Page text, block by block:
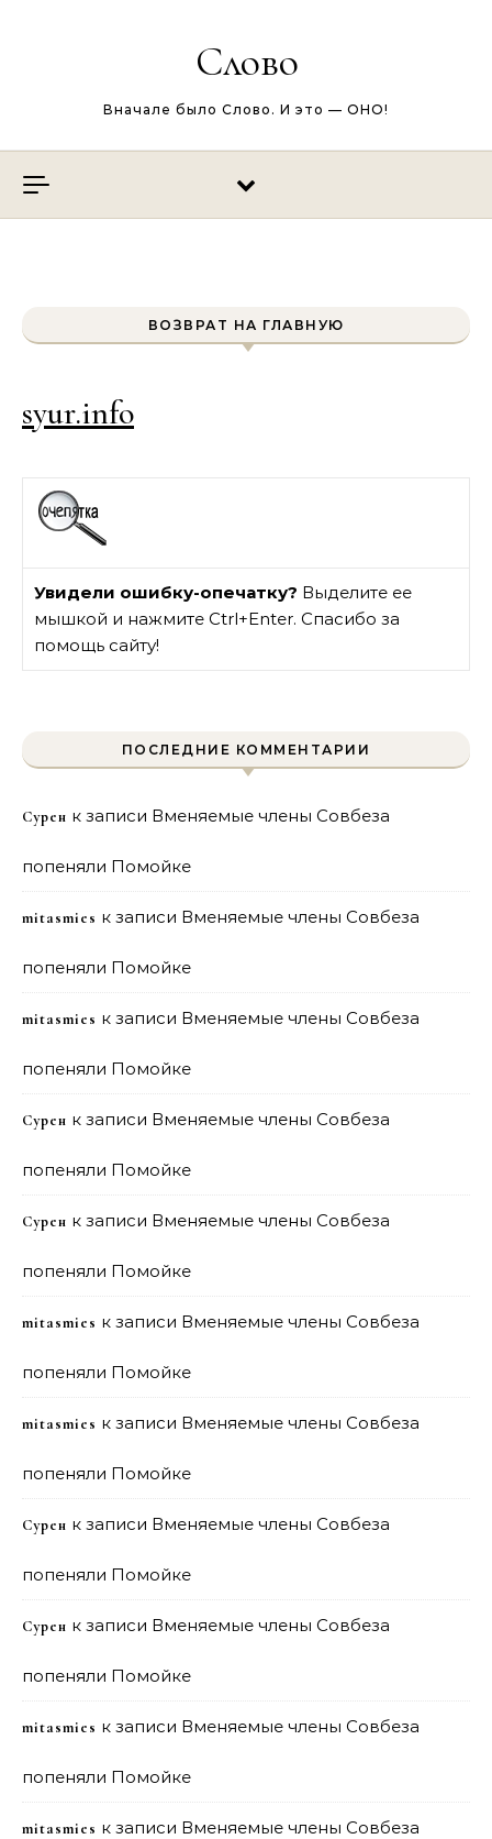
Слово
Вначале было Слово. И это — ОНО!
ВОЗВРАТ НА ГЛАВНУЮ
syur.info
Увидели ошибку-опечатку? Выделите ее
мышкой и нажмите Ctrl+Enter. Спасибо за
помощь сайту!
ПОСЛЕДНИЕ КОММЕНТАРИИ
Сурен к записи Вменяемые члены Совбеза
попеняли Помойке
mitasmies к записи Вменяемые члены Совбеза
попеняли Помойке
mitasmies к записи Вменяемые члены Совбеза
попеняли Помойке
Сурен к записи Вменяемые члены Совбеза
попеняли Помойке
Сурен к записи Вменяемые члены Совбеза
попеняли Помойке
mitasmies к записи Вменяемые члены Совбеза
попеняли Помойке
mitasmies к записи Вменяемые члены Совбеза
попеняли Помойке
Сурен к записи Вменяемые члены Совбеза
попеняли Помойке
Сурен к записи Вменяемые члены Совбеза
попеняли Помойке
mitasmies к записи Вменяемые члены Совбеза
попеняли Помойке
mitasmies к записи Вменяемые члены Совбеза